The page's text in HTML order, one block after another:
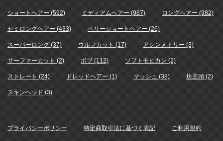
ショートヘアー (592) ミディアムヘアー (967) ロングヘアー (982)
セミロングヘアー (433) ベリーショートヘアー (26)
スーパーロング (37) ウルフカット (17) アシンメトリー (3)
サーファーカット (2) ボブ (112) ソフトモヒカン (2)
ストレート (24) ドレッドヘアー (1) マッシュ (38) 坊主頭 (2)
スキンヘッド (3)
プライバシーポリシー 特定商取引法に基づく表記 ご利用規約